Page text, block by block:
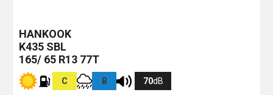
HANKOOK
K435 SBL
165/ 65 R13 77T
C B 70dB